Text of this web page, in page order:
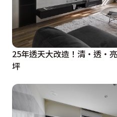
25年透天大改造！清‧透‧
坪